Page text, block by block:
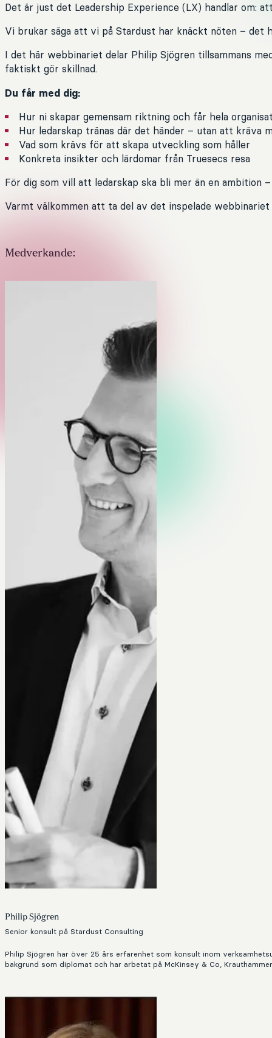
Medverkande:
Philip Sjögren
Senior konsult på Stardust Consulting
Philip Sjögren har över 25 års erfarenhet som konsult inom
bakgrund som diplomat och har arbetat på McKinsey & Co,
Det är just det Leadership Experience (LX) handlar om:
Vi brukar säga att vi på Stardust har knäckt nöten – det
I det här webbinariet delar Philip Sjögren tillsammans
faktiskt gör skillnad.
Du får med dig:
Hur ni skapar gemensam riktning och får hela
Hur ledarskap tränas där det händer – utan att kräva
Vad som krävs för att skapa utveckling som håller
Konkreta insikter och lärdomar från Truesecs resa
För dig som vill att ledarskap ska bli mer än en ambition
Varmt välkommen att ta del av det inspelade